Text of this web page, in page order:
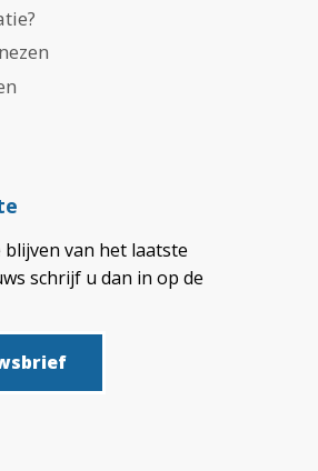
van het laatste
schrijf u dan in op de